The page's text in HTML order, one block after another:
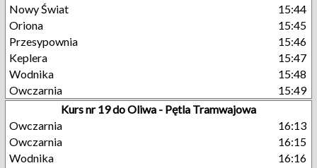
Nowy Świat
15:44
Oriona
15:45
Przesypownia
15:46
Keplera
15:47
Wodnika
15:48
Owczarnia
15:49
Kurs nr 19 do Oliwa - Pętla Tramwajowa
Owczarnia
16:13
Owczarnia
16:15
Wodnika
16:16